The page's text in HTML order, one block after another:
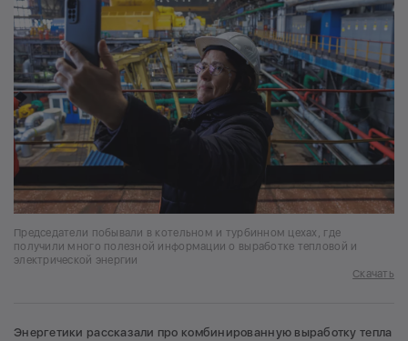
Председатели побывали в котельном и турбинном цехах, где
получили много полезной информации о выработке тепловой и
электрической энергии
Скачать
Энергетики рассказали про комбинированную выработку тепла